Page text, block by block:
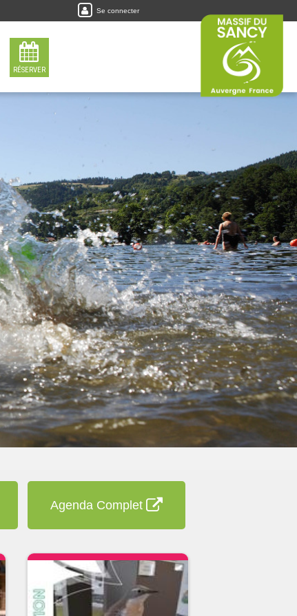
Se connecter
RÉSERVER
Agenda Complet